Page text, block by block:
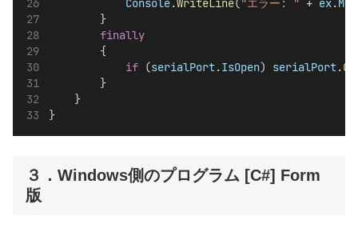
Console.WriteLine("エラー: " + ex.
        }
finally
        {
if (serialPort.IsOpen) serialPort.
        }
    }
}
３．Windows側のプログラム [C#] Form
版